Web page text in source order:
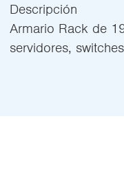
Descripción
Armario Rack de
servidores,